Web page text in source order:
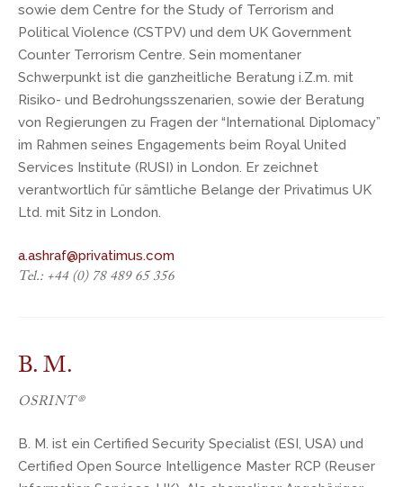
sowie dem Centre for the Study of Terrorism and
Political Violence (CSTPV) und dem UK Government
Counter Terrorism Centre. Sein momentaner
Schwerpunkt ist die ganzheitliche Beratung i.Z.m. mit
Risiko- und Bedrohungsszenarien, sowie der Beratung
von Regierungen zu Fragen der “International Diplomacy”
im Rahmen seines Engagements beim Royal United
Services Institute (RUSI) in London. Er zeichnet
verantwortlich für sämtliche Belange der Privatimus UK
Ltd. mit Sitz in London.
a.ashraf@privatimus.com
Tel.: +44 (0) 78 489 65 356
B. M.
OSRINT®
B. M. ist ein Certified Security Specialist (ESI, USA) und
Certified Open Source Intelligence Master RCP (Reuser